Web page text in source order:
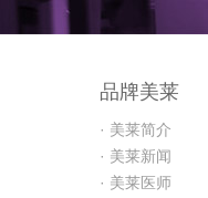
品牌美莱
· 美莱简介
· 美莱新闻
· 美莱医师